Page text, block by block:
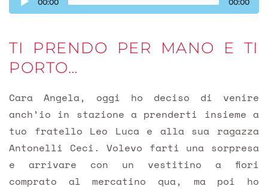
Player
00:00 00:00
TI PRENDO PER MANO E TI
PORTO…
Cara Angela, oggi ho deciso di venire
anch’io in stazione a prenderti insieme a
tuo fratello Leo Luca e alla sua ragazza
Antonelli Ceci. Volevo farti una sorpresa
e arrivare con un vestitino a fiori
comprato al mercatino qua, ma poi ho